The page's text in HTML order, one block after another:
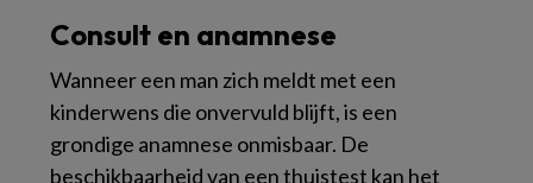
Consult en anamnese
Wanneer een man zich meldt met een
kinderwens die onvervuld blijft, is een
grondige anamnese onmisbaar. De
beschikbaarheid van een thuistest kan het